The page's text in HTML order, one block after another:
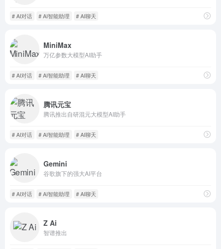
# AI对话 # AI智能助理 # AI聊天
MiniMax
万亿参数大模型AI助手
# AI对话 # AI智能助理 # AI聊天
腾讯元宝
腾讯推出自研混元大模型AI助手
# AI对话 # AI智能助理 # AI聊天
Gemini
谷歌旗下的强大AI平台
# AI对话 # AI智能助理 # AI聊天
Z Ai
智谱推出